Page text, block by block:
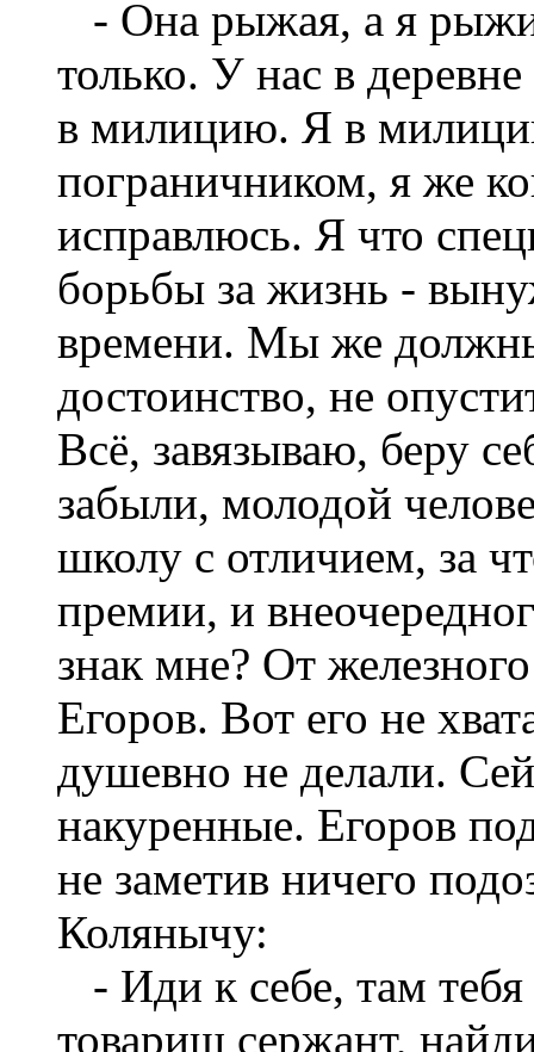
- Она рыжая, а я
только. У нас в
в милицию. Я в
пограничником, я же
исправлюсь. Я что
борьбы за жизнь -
времени. Мы же
достоинство, не
Всё, завязываю, беру
забыли, молодой
школу с отличием, за
премии, и
знак мне? От
Егоров. Вот его не
душевно не делали.
накуренные. Егоров
не заметив ничего
Колянычу:
- Иди к себе, там
товарищ сержант,